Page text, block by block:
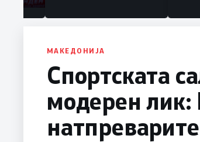
МАКЕДОНИЈА
Спортската
модерен лик: